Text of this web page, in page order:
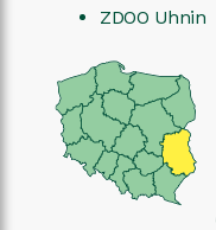
ZDOO Uhnin